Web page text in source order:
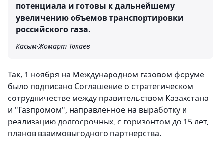
потенциала и готовы к дальнейшему
увеличению объемов транспортировки
российского газа.
Касым-Жомарт Токаев
Так, 1 ноября на Международном газовом форуме
было подписано Соглашение о стратегическом
сотрудничестве между правительством Казахстана
и "Газпромом", направленное на выработку и
реализацию долгосрочных, с горизонтом до 15 лет,
планов взаимовыгодного партнерства.